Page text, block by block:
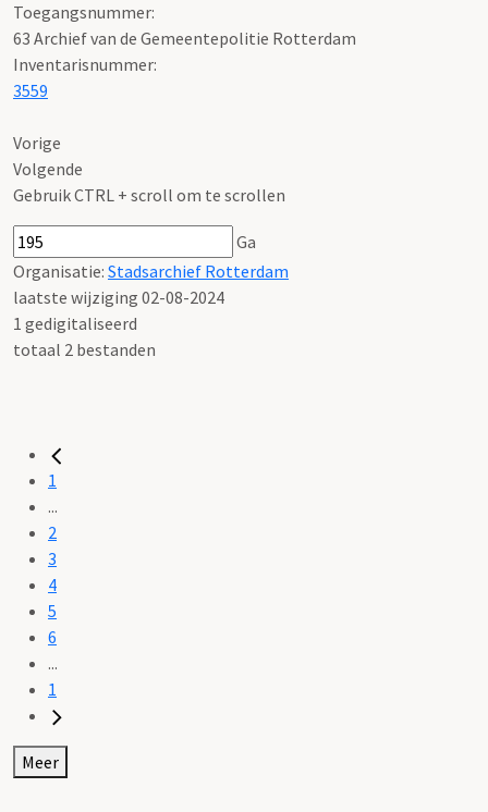
Toegangsnummer:
63 Archief van de Gemeentepolitie Rotterdam
Inventarisnummer:
3559
Vorige
Volgende
Gebruik CTRL + scroll om te scrollen
Ga
Organisatie: Stadsarchief Rotterdam
laatste wijziging 02-08-2024
1 gedigitaliseerd
totaal 2 bestanden
1
...
2
3
4
5
6
...
1
Meer